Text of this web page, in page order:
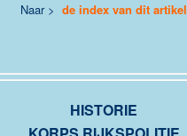
Naar > de index van dit artikel
HISTORIE